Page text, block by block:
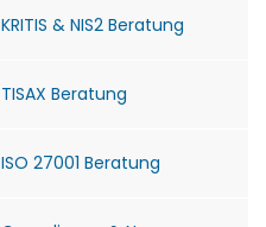
KRITIS & NIS2 Beratung
TISAX Beratung
ISO 27001 Beratung